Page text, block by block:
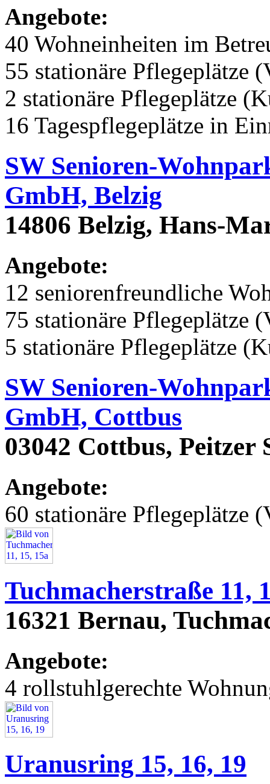
Angebote:
40 Wohneinheiten im
55 stationäre Pflegeplätze
2 stationäre Pflegeplätze
16 Tagespflegeplätze in
SW Senioren-
GmbH, Belzig
14806 Belzig, Hans-
Angebote:
12 seniorenfreundliche
75 stationäre Pflegeplätze
5 stationäre Pflegeplätze
SW Senioren-
GmbH, Cottbus
03042 Cottbus, Peitzer
Angebote:
60 stationäre Pflegeplätze
Tuchmacherstraße 11,
16321 Bernau,
Angebote:
4 rollstuhlgerechte
Uranusring 15, 16, 19